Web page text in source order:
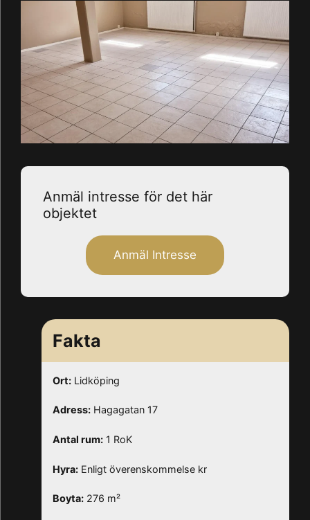
Anmäl intresse för det här
objektet
Anmäl Intresse
Fakta
Ort: Lidköping
Adress: Hagagatan 17
Antal rum: 1 RoK
Hyra: Enligt överenskommelse kr
Boyta: 276 m²